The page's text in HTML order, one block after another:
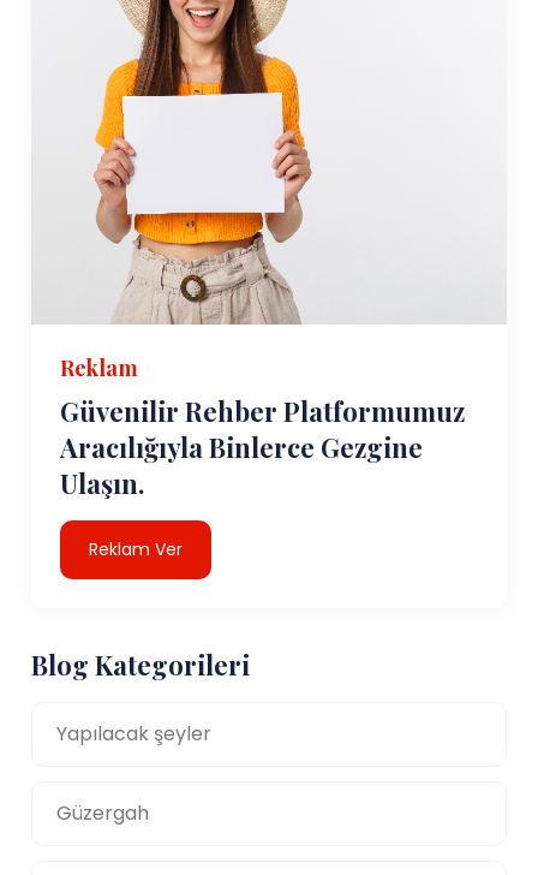
Reklam
Güvenilir Rehber Platformumuz
Aracılığıyla Binlerce Gezgine
Ulaşın.
Reklam Ver
Blog Kategorileri
Yapılacak şeyler
Güzergah